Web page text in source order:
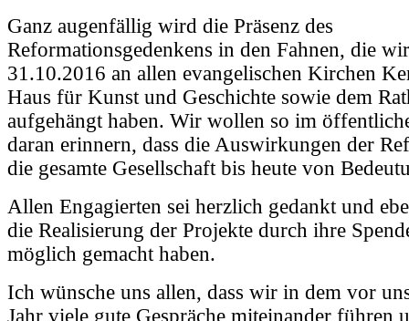
Ganz augenfällig wird die Präsenz des
Reformationsgedenkens in den Fahnen, die
31.10.2016 an allen evangelischen Kirchen
Haus für Kunst und Geschichte sowie dem
aufgehängt haben. Wir wollen so im
daran erinnern, dass die Auswirkungen der
die gesamte Gesellschaft bis heute von
Allen Engagierten sei herzlich gedankt und
die Realisierung der Projekte durch ihre
möglich gemacht haben.
Ich wünsche uns allen, dass wir in dem vor
Jahr viele gute Gespräche miteinander führen